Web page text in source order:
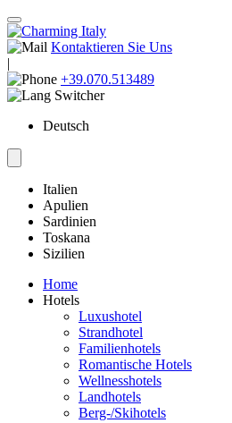
Kontaktieren Sie Uns
|
+39.070.513489
Deutsch
Italien
Apulien
Sardinien
Toskana
Sizilien
Home
Hotels
Luxushotel
Strandhotel
Familienhotels
Romantische Hotels
Wellnesshotels
Landhotels
Berg-/Skihotels